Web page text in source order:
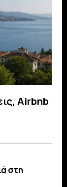
Airbnb
στη